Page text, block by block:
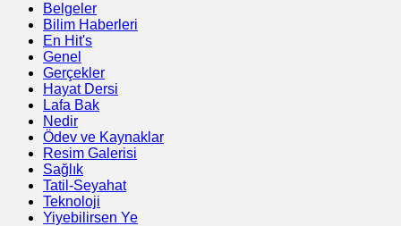
Belgeler
Bilim Haberleri
En Hit's
Genel
Gerçekler
Hayat Dersi
Lafa Bak
Nedir
Ödev ve Kaynaklar
Resim Galerisi
Sağlık
Tatil-Seyahat
Teknoloji
Yiyebilirsen Ye